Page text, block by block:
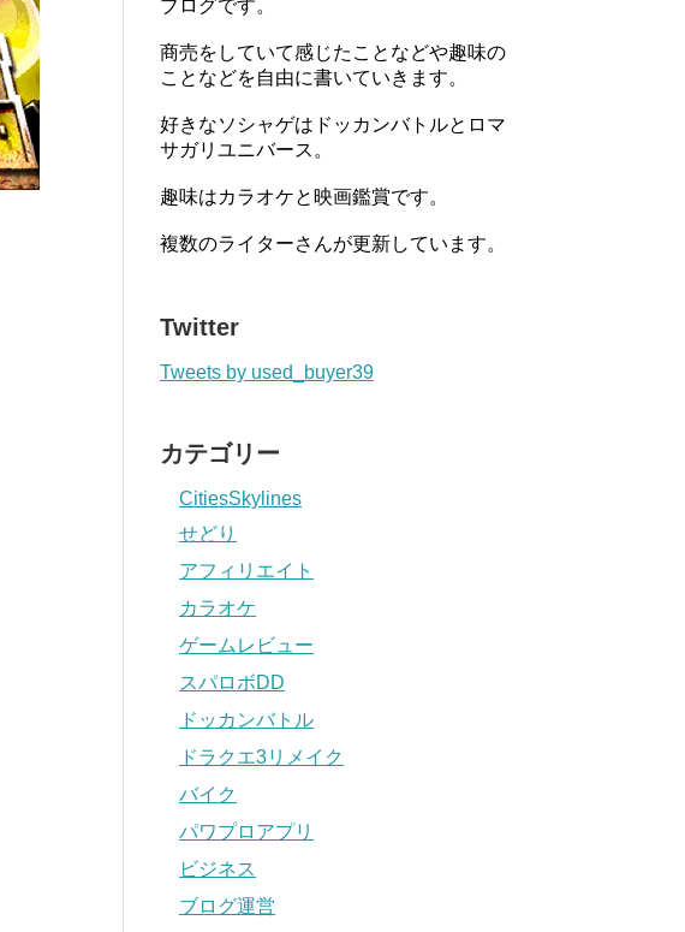
ブログです。
商売をしていて感じたことなどや趣味の
ことなどを自由に書いていきます。
好きなソシャゲはドッカンバトルとロマ
サガリユニバース。
趣味はカラオケと映画鑑賞です。
複数のライターさんが更新しています。
Twitter
Tweets by used_buyer39
カテゴリー
CitiesSkylines
せどり
アフィリエイト
カラオケ
ゲームレビュー
スパロボDD
ドッカンバトル
ドラクエ3リメイク
バイク
パワプロアプリ
ビジネス
ブログ運営